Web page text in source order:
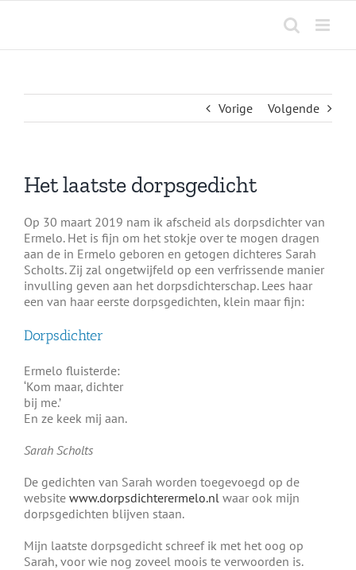
Vorige Volgende
Het laatste dorpsgedicht
Op 30 maart 2019 nam ik afscheid als dorpsdichter van
Ermelo. Het is fijn om het stokje over te mogen dragen
aan de in Ermelo geboren en getogen dichteres Sarah
Scholts. Zij zal ongetwijfeld op een verfrissende manier
invulling geven aan het dorpsdichterschap. Lees haar
een van haar eerste dorpsgedichten, klein maar fijn:
Dorpsdichter
Ermelo fluisterde:
‘Kom maar, dichter
bij me.’
En ze keek mij aan.
Sarah Scholts
De gedichten van Sarah worden toegevoegd op de
website www.dorpsdichterermelo.nl waar ook mijn
dorpsgedichten blijven staan.
Mijn laatste dorpsgedicht schreef ik met het oog op
Sarah, voor wie nog zoveel moois te verwoorden is.